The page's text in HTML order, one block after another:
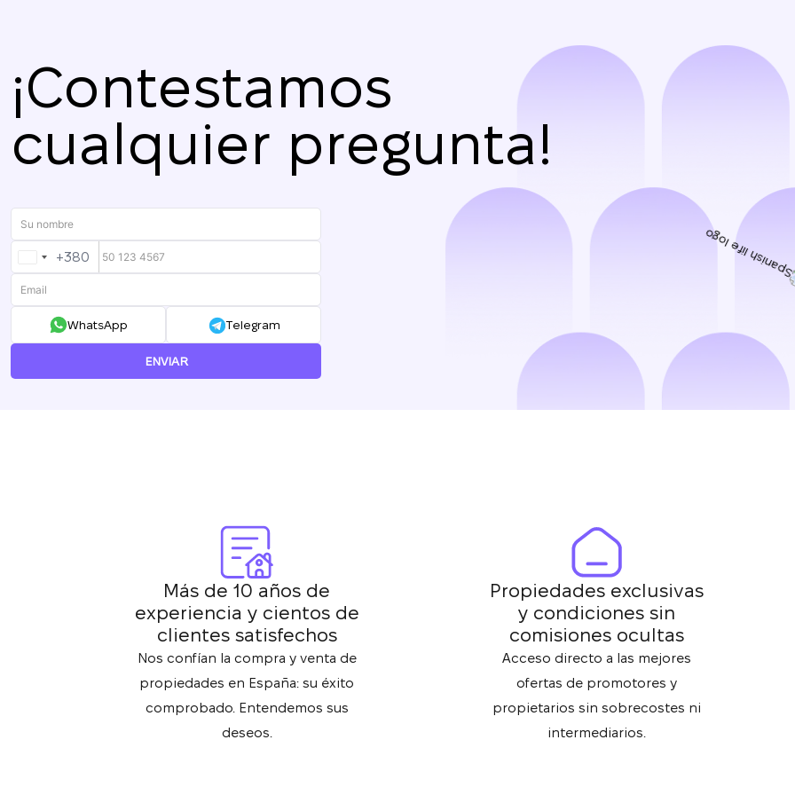
¡Contestamos
cualquier pregunta!
UKRAINE
+380
+380
WhatsApp Telegram
ENVIAR
Más de 10 años de
experiencia y cientos de
clientes satisfechos
Nos confían la compra y venta de
propiedades en España: su éxito
comprobado. Entendemos sus
deseos.
Propiedades exclusivas
y condiciones sin
comisiones ocultas
Acceso directo a las mejores
ofertas de promotores y
propietarios sin sobrecostes ni
intermediarios.